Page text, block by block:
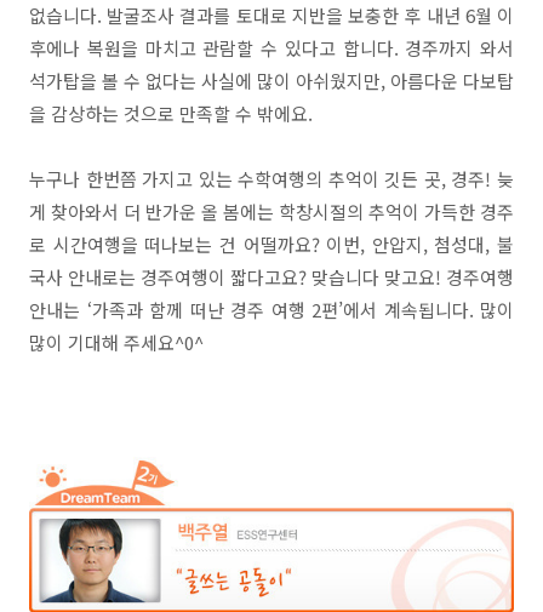
없습니다. 발굴조사 결과를 토대로 지반을 보충한 후 내년 6월 이
후에나 복원을 마치고 관람할 수 있다고 합니다. 경주까지 와서
석가탑을 볼 수 없다는 사실에 많이 아쉬웠지만, 아름다운 다보탑
을 감상하는 것으로 만족할 수 밖에요.
누구나 한번쯤 가지고 있는 수학여행의 추억이 깃든 곳, 경주! 늦
게 찾아와서 더 반가운 올 봄에는 학창시절의 추억이 가득한 경주
로 시간여행을 떠나보는 건 어떨까요? 이번, 안압지, 첨성대, 불
국사 안내로는 경주여행이 짧다고요? 맞습니다 맞고요! 경주여행
안내는 ‘가족과 함께 떠난 경주 여행 2편’에서 계속됩니다. 많이
많이 기대해 주세요^0^